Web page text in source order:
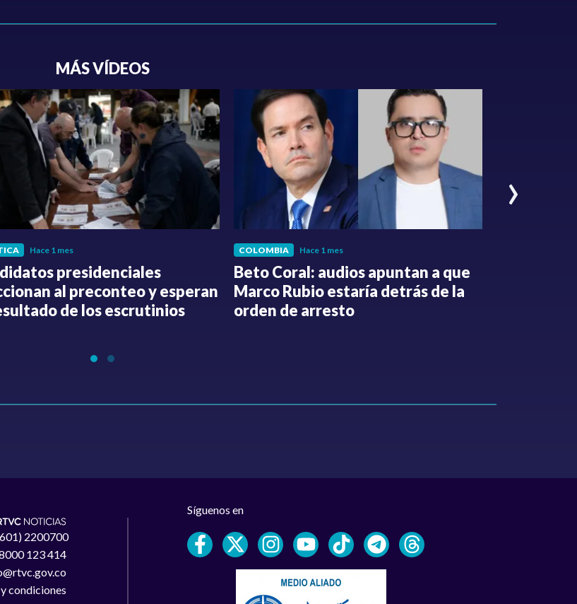
MÁS VÍDEOS
Hace 1 mes
presidenciales
al preconteo y esperan
de los escrutinios
COLOMBIA Hace 1 mes
Beto Coral: audios apuntan a que
Marco Rubio estaría detrás de la
orden de arresto
›
2200700
123 414
condiciones
Síguenos en